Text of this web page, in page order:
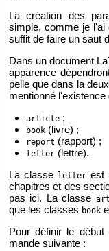
La créa­tion des
simple, comme je l'ai
suf­fit de faire un saut
Dans un do­cu­ment
ap­pa­rence
pelle que dans la
men­tionné
ar­ticle ;
book (livre) ;
re­port (rap­port) ;
let­ter (lettre).
La classe let­terest
cha­pitres et des
pas ici. La classe
que les classes book
Pour dé­fi­nir le
mande sui­vante :